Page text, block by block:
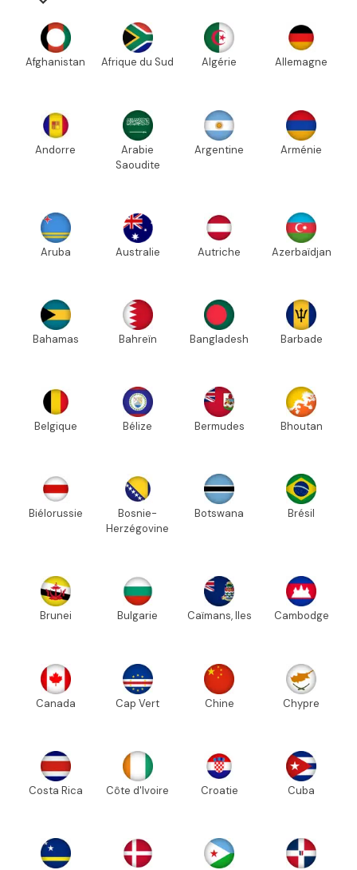
Afghanistan Afrique du Sud Algérie Allemagne
Andorre
Arabie
Saoudite
Argentine Arménie
Aruba Australie Autriche Azerbaïdjan
Bahamas Bahreïn Bangladesh Barbade
Belgique Bélize Bermudes Bhoutan
Biélorussie
Bosnie-
Herzégovine
Botswana Brésil
Brunei Bulgarie Caïmans, Iles Cambodge
Canada Cap Vert Chine Chypre
Costa Rica Côte d'Ivoire Croatie Cuba